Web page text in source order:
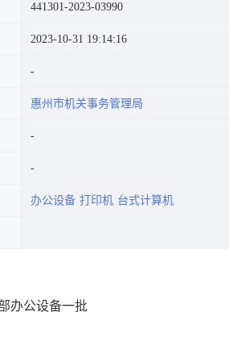
441301-2023-03990
2023-10-31 19:14:16
惠州市机关事务管理局
办公设备 打印机 台式计算机
办公设备一批